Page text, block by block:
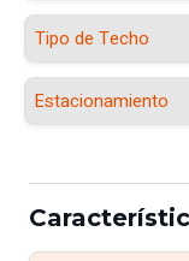
Tipo de Techo
Estacionamiento